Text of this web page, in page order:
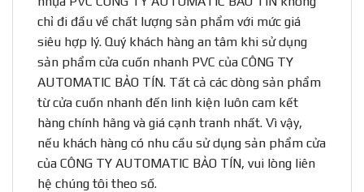
chỉ đi đầu về chất lượng sản phẩm với mức giá
siêu hợp lý. Quý khách hàng an tâm khi sử dụng
sản phẩm cửa cuốn nhanh PVC của CÔNG TY
AUTOMATIC BẢO TÍN. Tất cả các dòng sản phẩm
từ cửa cuốn nhanh đến linh kiện luôn cam kết
hàng chính hãng và giá cạnh tranh nhất. Vì vậy,
nếu khách hàng có nhu cầu sử dụng sản phẩm cửa
của CÔNG TY AUTOMATIC BẢO TÍN, vui lòng liên
hệ chúng tôi theo số.